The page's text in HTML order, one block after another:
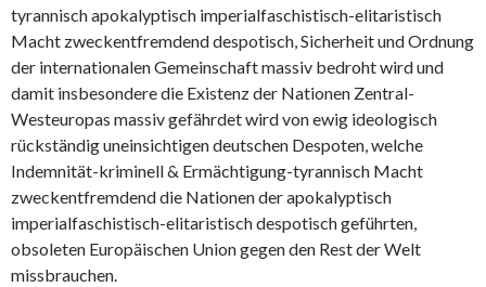
tyrannisch apokalyptisch imperialfaschistisch-elitaristisch
Macht zweckentfremdend despotisch, Sicherheit und Ordnung
der internationalen Gemeinschaft massiv bedroht wird und
damit insbesondere die Existenz der Nationen Zentral-
Westeuropas massiv gefährdet wird von ewig ideologisch
rückständig uneinsichtigen deutschen Despoten, welche
Indemnität-kriminell & Ermächtigung-tyrannisch Macht
zweckentfremdend die Nationen der apokalyptisch
imperialfaschistisch-elitaristisch despotisch geführten,
obsoleten Europäischen Union gegen den Rest der Welt
missbrauchen.